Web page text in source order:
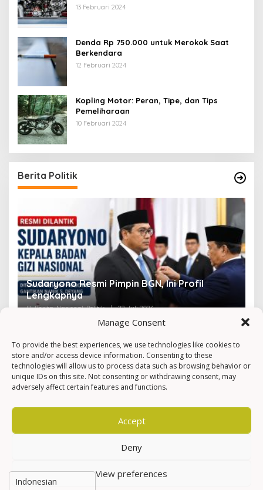
Manage Consent
To provide the best experiences, we use technologies like cookies to
store and/or access device information. Consenting to these
technologies will allow us to process data such as browsing behavior or
unique IDs on this site. Not consenting or withdrawing consent, may
adversely affect certain features and functions.
Accept
Deny
View preferences
13 Februari 2024
Denda Rp 750.000 untuk Merokok Saat
Berkendara
12 Februari 2024
Kopling Motor: Peran, Tipe, dan Tips
Pemeliharaan
10 Februari 2024
Berita Politik
Sudaryono Resmi Pimpin BGN, Ini Profil
Lengkapnya
Di Berita, Nasional, Politik | 22 Juli 2026 Di
Hak Cipta © Newkarma
Privacy Policy & Terms of Service
Indeks Berita